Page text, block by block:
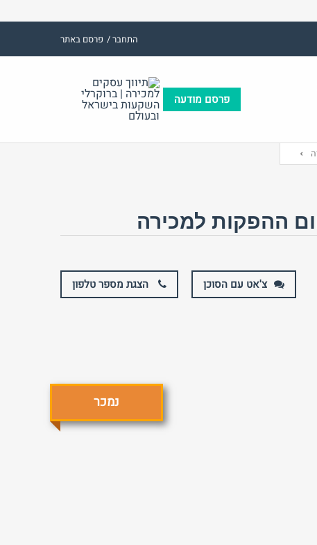
התחבר /
התחבר באמצעות:
פרסם באתר
אימייל
פרסם מודעה
ההפקות למכירה
צ'אט עם הסוכן הצגת מספר טלפון
נמכר